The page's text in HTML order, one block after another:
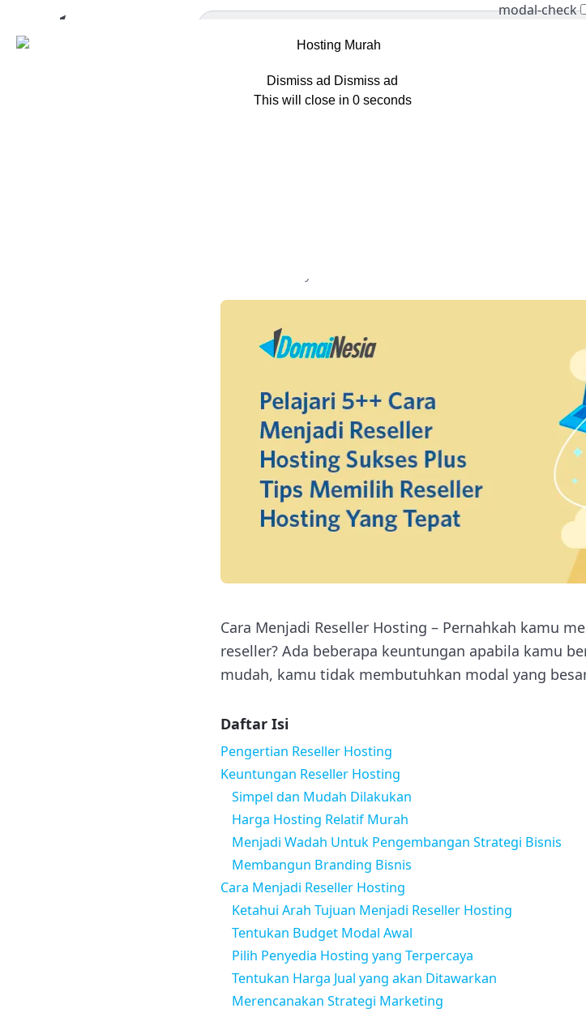
5++ Tips Memilih &
Cara Menjadi Reseller Hosting – Pernahkah kamu
reseller? Ada beberapa keuntungan apabila kamu
mudah, kamu tidak membutuhkan modal yang
Daftar Isi
Pengertian Reseller Hosting
Keuntungan Reseller Hosting
Simpel dan Mudah Dilakukan
Harga Hosting Relatif Murah
Menjadi Wadah Untuk Pengembangan Strategi Bisnis
Membangun Branding Bisnis
Cara Menjadi Reseller Hosting
Ketahui Arah Tujuan Menjadi Reseller Hosting
Tentukan Budget Modal Awal
Pilih Penyedia Hosting yang Terpercaya
Tentukan Harga Jual yang akan Ditawarkan
Merencanakan Strategi Marketing
modal-check
Dismiss ad Dismiss ad
This will close in 0seconds